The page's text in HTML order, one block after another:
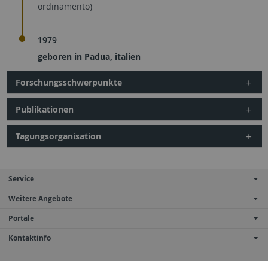
ordinamento)
1979
geboren in Padua, italien
Forschungsschwerpunkte
Publikationen
Tagungsorganisation
Service
Weitere Angebote
Portale
Kontaktinfo